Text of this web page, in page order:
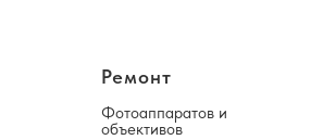
Ремонт
Фотоаппаратов и
объективов